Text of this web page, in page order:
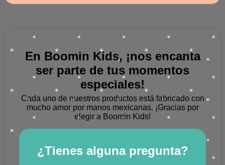
En Boomin Kids, ¡nos encanta
ser parte de tus momentos
especiales!
Cada uno de nuestros productos está fabricado con
mucho amor por manos mexicanas. ¡Gracias por
elegir a Boomin Kids!
¿Tienes alguna pregunta?